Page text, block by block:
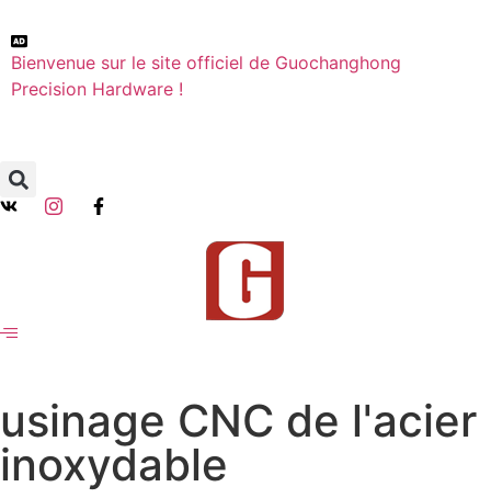
Bienvenue sur le site officiel de Guochanghong
Precision Hardware !
usinage CNC de l'acier
inoxydable